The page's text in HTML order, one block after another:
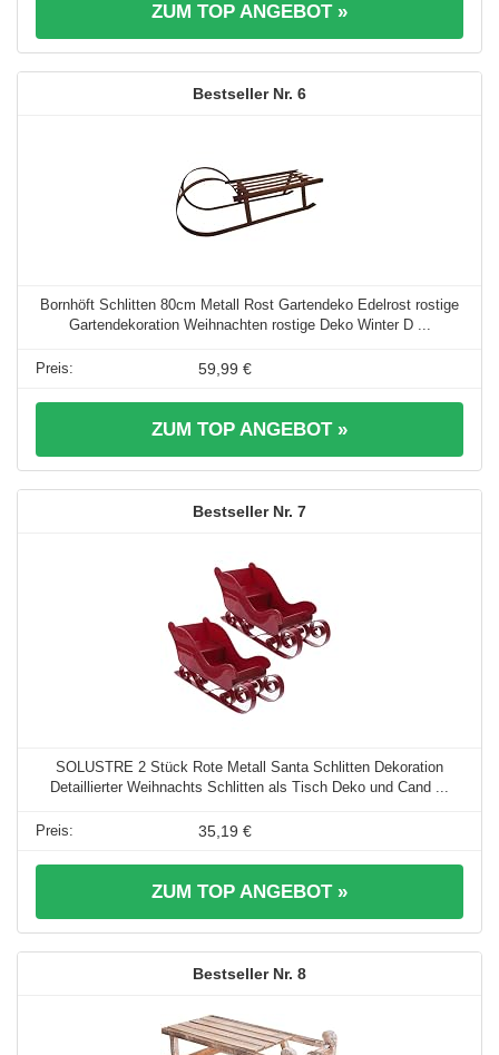
ZUM TOP ANGEBOT »
6
Bornhöft Schlitten 80cm Metall Rost Gartendeko Edelrost rostige
Gartendekoration Weihnachten rostige Deko Winter D ...
59,99 €
ZUM TOP ANGEBOT »
7
SOLUSTRE 2 Stück Rote Metall Santa Schlitten Dekoration
Detaillierter Weihnachts Schlitten als Tisch Deko und Cand ...
35,19 €
ZUM TOP ANGEBOT »
8